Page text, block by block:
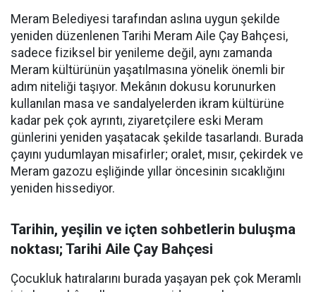
Meram Belediyesi tarafından aslına uygun şekilde
yeniden düzenlenen Tarihi Meram Aile Çay Bahçesi,
sadece fiziksel bir yenileme değil, aynı zamanda
Meram kültürünün yaşatılmasına yönelik önemli bir
adım niteliği taşıyor. Mekânın dokusu korunurken
kullanılan masa ve sandalyelerden ikram kültürüne
kadar pek çok ayrıntı, ziyaretçilere eski Meram
günlerini yeniden yaşatacak şekilde tasarlandı. Burada
çayını yudumlayan misafirler; oralet, mısır, çekirdek ve
Meram gazozu eşliğinde yıllar öncesinin sıcaklığını
yeniden hissediyor.
Tarihin, yeşilin ve içten sohbetlerin buluşma
noktası; Tarihi Aile Çay Bahçesi
Çocukluk hatıralarını burada yaşayan pek çok Meramlı